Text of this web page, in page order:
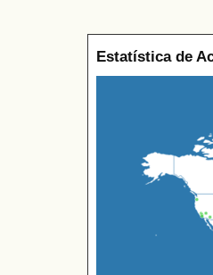
Estatística de